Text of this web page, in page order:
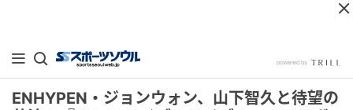
ENHYPEN・ジョンウォン、山下智久と待望の